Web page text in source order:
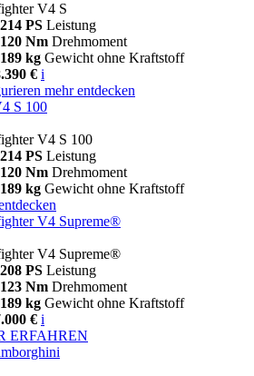
V4 S
214 PS Leistung
120 Nm Drehmoment
189 kg Gewicht ohne Kraftstoff
€ i
mehr entdecken
S 100
V4 S 100
214 PS Leistung
120 Nm Drehmoment
189 kg Gewicht ohne Kraftstoff
V4 Supreme®
V4 Supreme®
208 PS Leistung
123 Nm Drehmoment
189 kg Gewicht ohne Kraftstoff
€ i
ERFAHREN